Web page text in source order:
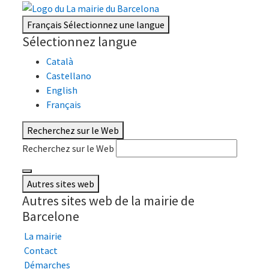
FrançaisSélectionnez une langue
Sélectionnez langue
Català
Castellano
English
Français
Recherchez sur le Web
Recherchez sur le Web
Autres sites web
Autres sites web de la mairie de
Barcelone
La mairie
Contact
Démarches